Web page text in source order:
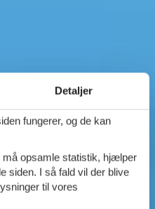
Detaljer
fungerer, og de kan
opsamle statistik, hjælper
siden. I så fald vil der blive
til vores